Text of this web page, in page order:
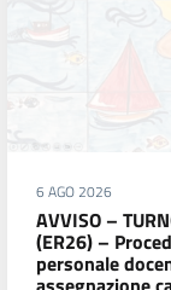
6 AGO 2026
AVVISO –
(ER26) –
personale